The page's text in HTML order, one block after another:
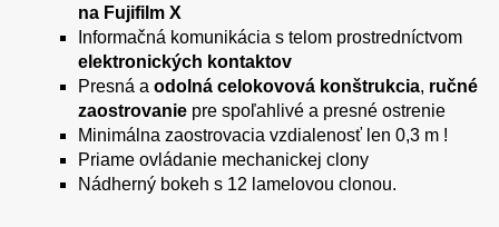
na Fujifilm X
Informačná komunikácia s telom prostredníctvom
elektronických kontaktov
Presná a odolná celokovová konštrukcia, ručné
zaostrovanie pre spoľahlivé a presné ostrenie
Minimálna zaostrovacia vzdialenosť len 0,3 m !
Priame ovládanie mechanickej clony
Nádherný bokeh s 12 lamelovou clonou.